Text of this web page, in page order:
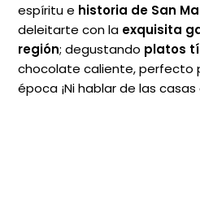
espíritu e historia de San
deleitarte con la exquisita
región; degustando platos
chocolate caliente, perfecto
época ¡Ni hablar de las